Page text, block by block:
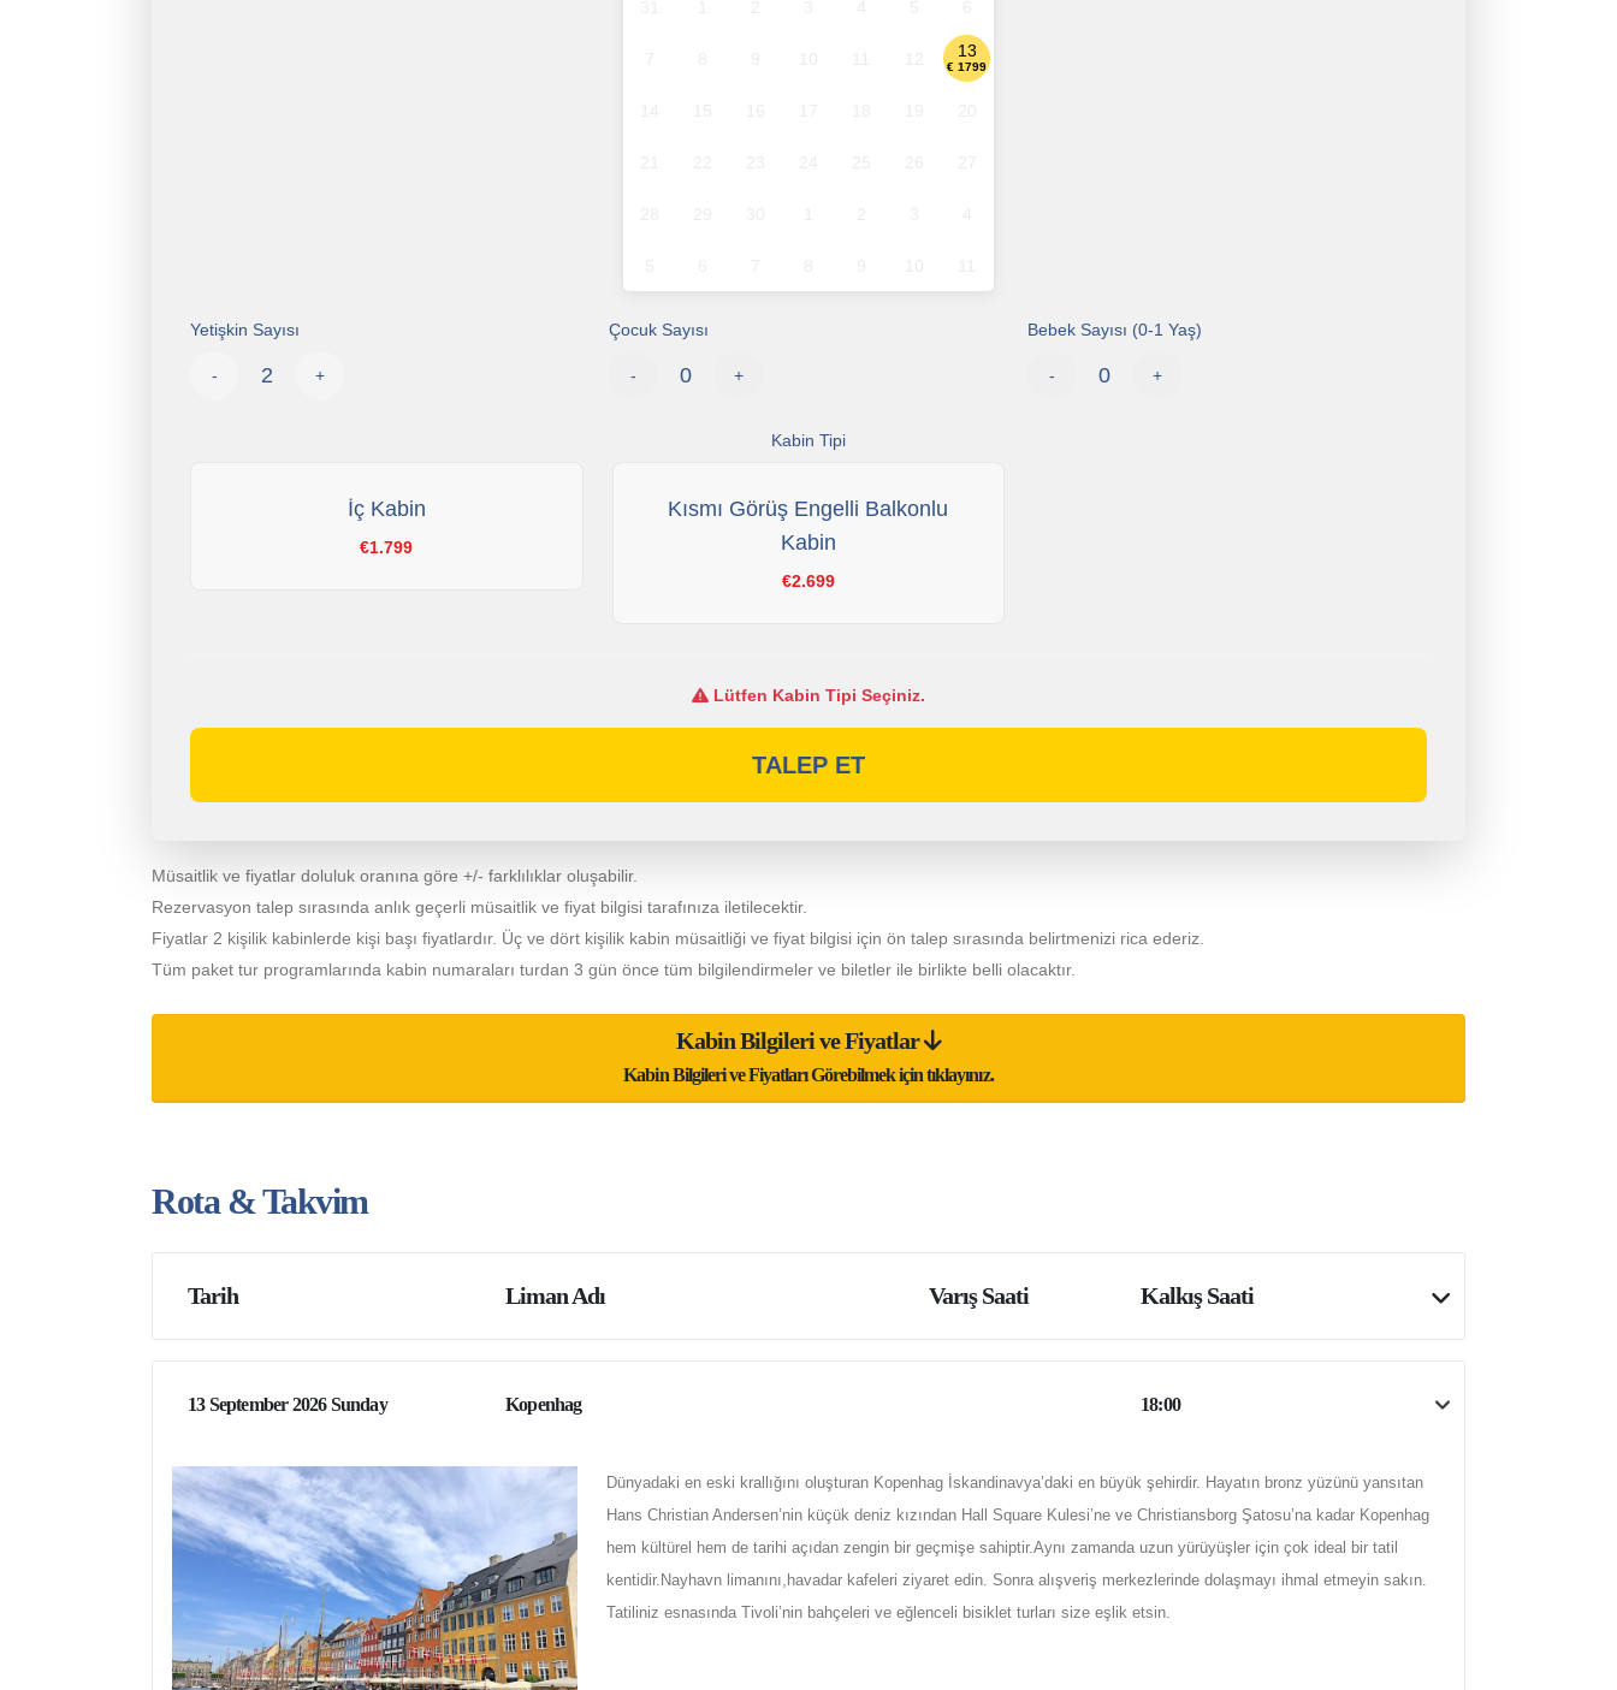
13
€ 1799
Yetişkin Sayısı
- +
Çocuk Sayısı
- +
Bebek Sayısı (0-1 Yaş)
- +
Kabin Tipi
İç Kabin
€1.799
Kısmı Görüş Engelli Balkonlu
Kabin
€2.699
Lütfen Kabin Tipi Seçiniz.
TALEP ET
Müsaitlik ve fiyatlar doluluk oranına göre +/- farklılıklar oluşabilir.
Rezervasyon talep sırasında anlık geçerli müsaitlik ve fiyat bilgisi tarafınıza iletilecektir.
Fiyatlar 2 kişilik kabinlerde kişi başı fiyatlardır. Üç ve dört kişilik kabin müsaitliği ve fiyat bilgisi için ön talep sırasında belirtmenizi rica ederiz.
Tüm paket tur programlarında kabin numaraları turdan 3 gün önce tüm bilgilendirmeler ve biletler ile birlikte belli olacaktır.
Kabin Bilgileri ve Fiyatlar
Kabin Bilgileri ve Fiyatları Görebilmek için tıklayınız.
Rota & Takvim
Tarih Liman Adı Varış Saati Kalkış Saati
13 September 2026 Sunday Kopenhag 18:00
Dünyadaki en eski krallığını oluşturan Kopenhag İskandinavya’daki en büyük şehirdir. Hayatın bronz yüzünü yansıtan
Hans Christian Andersen’nin küçük deniz kızından Hall Square Kulesi’ne ve Christiansborg Şatosu’na kadar Kopenhag
hem kültürel hem de tarihi açıdan zengin bir geçmişe sahiptir.Aynı zamanda uzun yürüyüşler için çok ideal bir tatil
kentidir.Nayhavn limanını,havadar kafeleri ziyaret edin. Sonra alışveriş merkezlerinde dolaşmayı ihmal etmeyin sakın.
Tatiliniz esnasında Tivoli’nin bahçeleri ve eğlenceli bisiklet turları size eşlik etsin.